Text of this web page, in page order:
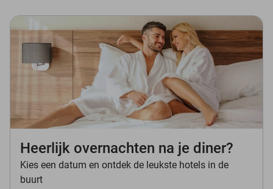
Heerlijk overnachten na je diner?
Kies een datum en ontdek de leukste hotels in de
buurt